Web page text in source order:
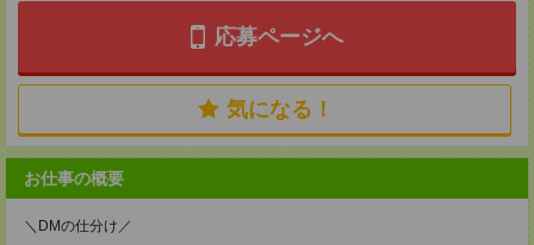
応募ページへ
気になる！
お仕事の概要
＼DMの仕分け／